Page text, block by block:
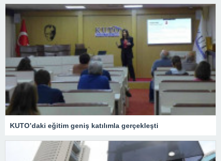
KUTO’daki eğitim geniş katılımla gerçekleşti